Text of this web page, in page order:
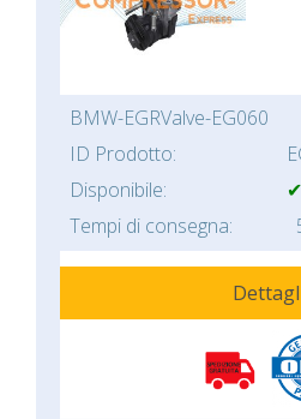
BMW-EGRValve-EG060
ID Prodotto:
Disponibile:
Tempi di consegna: